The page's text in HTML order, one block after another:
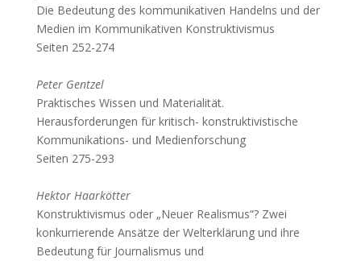
Die Bedeutung des kommunikativen Handelns und der
Medien im Kommunikativen Konstruktivismus
Seiten 252-274
Peter Gentzel
Praktisches Wissen und Materialität.
Herausforderungen für kritisch- konstruktivistische
Kommunikations- und Medienforschung
Seiten 275-293
Hektor Haarkötter
Konstruktivismus oder „Neuer Realismus“? Zwei
konkurrierende Ansätze der Welterklärung und ihre
Bedeutung für Journalismus und